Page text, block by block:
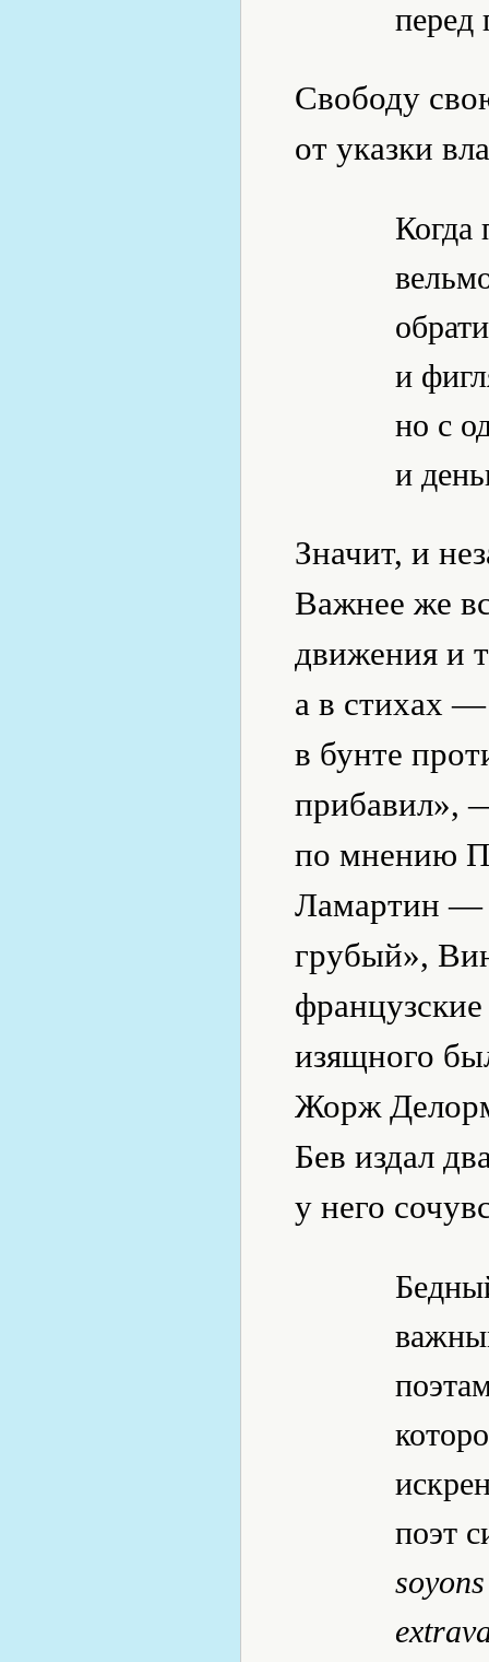
перед
Свободу
от указки
Когда
и
но с
и
Значит, и
Важнее же
движения и
а в стихах
в бунте
прибавил»,
по мнению
Ламартин —
грубый»,
изящного
Жорж
Бев издал
у него
поэт